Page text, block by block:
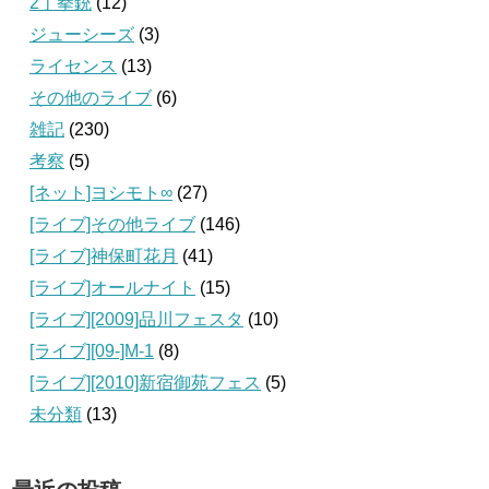
ジューシーズ (3)
ライセンス (13)
その他のライブ (6)
雑記 (230)
考察 (5)
[ネット]ヨシモト∞ (27)
[ライブ]その他ライブ (146)
[ライブ]神保町花月 (41)
[ライブ]オールナイト (15)
[ライブ][2009]品川フェスタ (10)
[ライブ][09‐]M-1 (8)
[ライブ][2010]新宿御苑フェス (5)
未分類 (13)